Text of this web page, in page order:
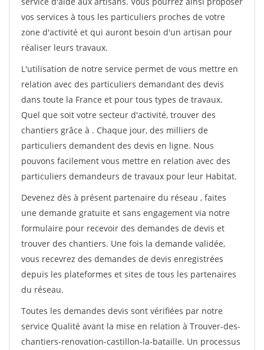
vos services à tous les particuliers proches de votre
zone d'activité et qui auront besoin d'un artisan pour
réaliser leurs travaux.
L'utilisation de notre service permet de vous mettre en
relation avec des particuliers demandant des devis
dans toute la France et pour tous types de travaux.
Quel que soit votre secteur d'activité, trouver des
chantiers grâce à . Chaque jour, des milliers de
particuliers demandent des devis en ligne. Nous
pouvons facilement vous mettre en relation avec des
particuliers demandeurs de travaux pour leur Habitat.
Devenez dès à présent partenaire du réseau , faites
une demande gratuite et sans engagement via notre
formulaire pour recevoir des demandes de devis et
trouver des chantiers. Une fois la demande validée,
vous recevrez des demandes de devis enregistrées
depuis les plateformes et sites de tous les partenaires
du réseau.
Toutes les demandes devis sont vérifiées par notre
service Qualité avant la mise en relation à Trouver-des-
chantiers-renovation-castillon-la-bataille. Un processus